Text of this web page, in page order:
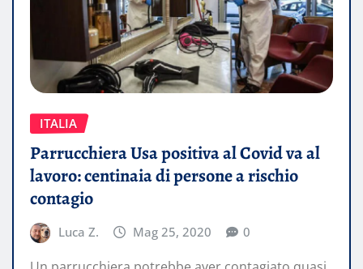
ITALIA
Parrucchiera Usa positiva al Covid va al
lavoro: centinaia di persone a rischio
contagio
Luca Z. Mag 25, 2020 0